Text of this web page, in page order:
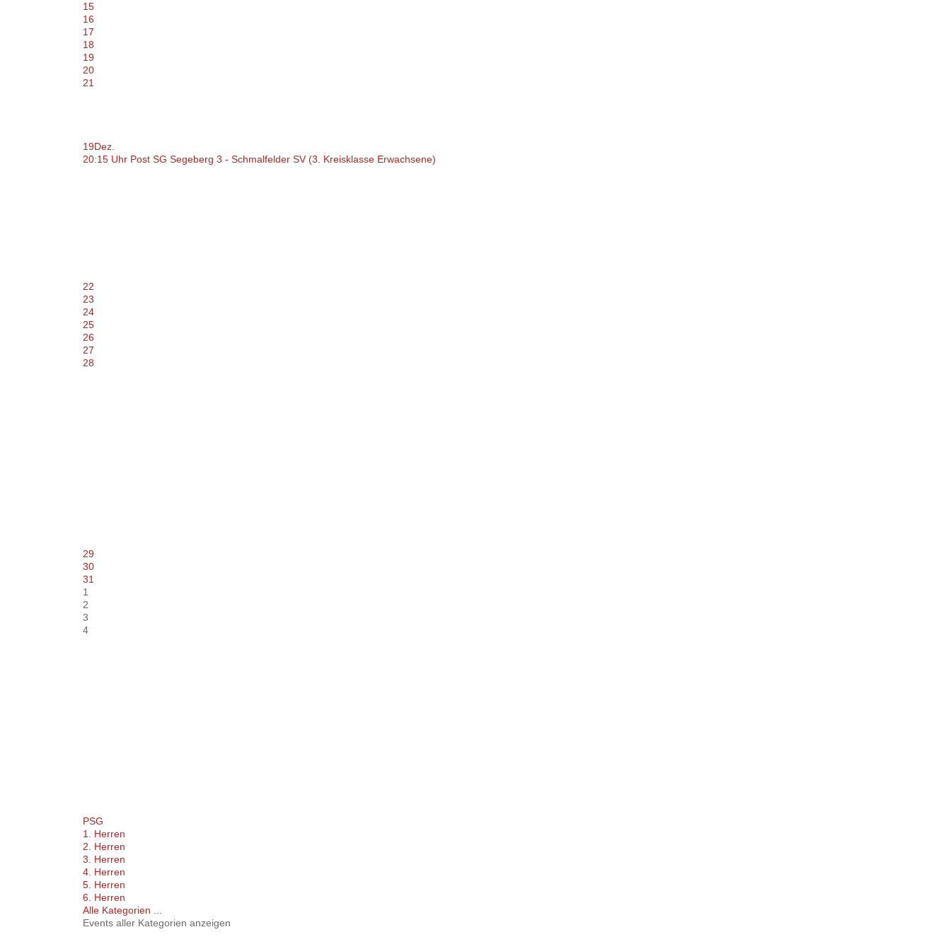
15
16
17
18
19
20
21
19Dez.
20:15 Uhr Post SG Segeberg 3 - Schmalfelder SV (3. Kreisklasse Erwachsene)
22
23
24
25
26
27
28
29
30
31
1
2
3
4
PSG
1. Herren
2. Herren
3. Herren
4. Herren
5. Herren
6. Herren
Alle Kategorien ...
Events aller Kategorien anzeigen